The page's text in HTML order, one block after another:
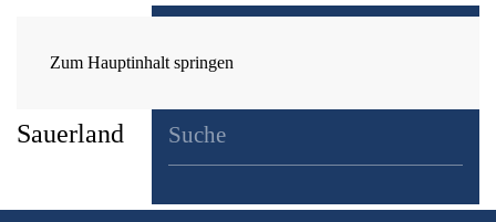
Zum Hauptinhalt springen